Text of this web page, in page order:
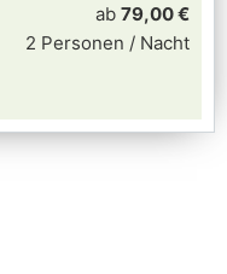
ab 79,00 €
2 Personen / Nacht